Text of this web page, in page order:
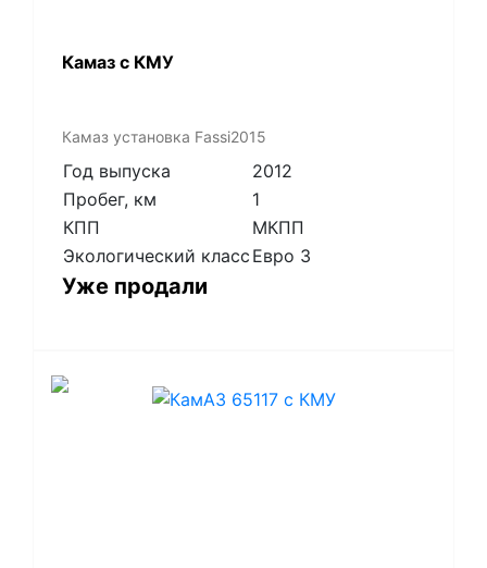
Камаз с КМУ
Камаз установка Fassi2015
Год выпуска
2012
Пробег, км
1
КПП
МКПП
Экологический класс Евро 3
Уже продали